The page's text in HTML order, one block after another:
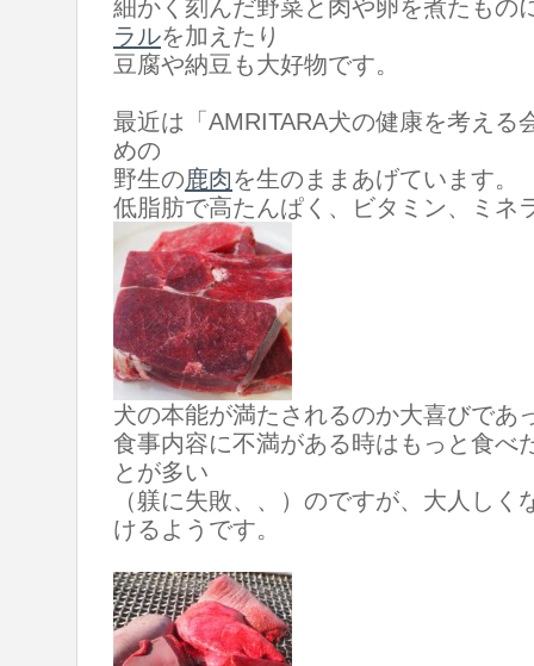
細かく刻んだ野菜と肉や卵を煮たもの
ラルを加えたり
豆腐や納豆も大好物です。
最近は「AMRITARA犬の健康を考える
めの
野生の鹿肉を生のままあげています。
低脂肪で高たんぱく、ビタミン、ミネ
犬の本能が満たされるのか大喜びであ
食事内容に不満がある時はもっと食べ
とが多い
（躾に失敗、、）のですが、大人し
けるようです。